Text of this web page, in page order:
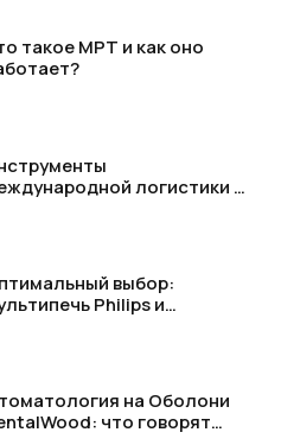
такое МРТ и как оно
логистики —
выбор:
Philips и
на Оболони
что говорят